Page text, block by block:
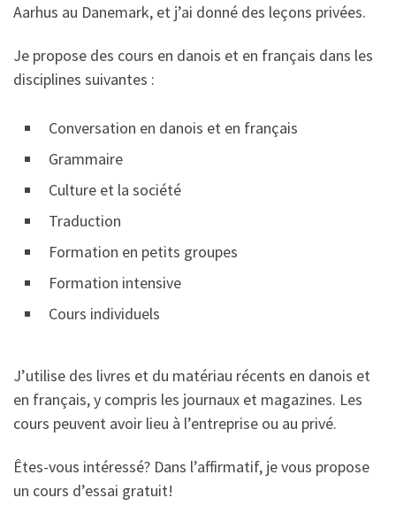
Aarhus au Danemark, et j’ai donné des leçons privées.
Je propose des cours en danois et en français dans les
disciplines suivantes :
Conversation en danois et en français
Grammaire
Culture et la société
Traduction
Formation en petits groupes
Formation intensive
Cours individuels
J’utilise des livres et du matériau récents en danois et
en français, y compris les journaux et magazines. Les
cours peuvent avoir lieu à l’entreprise ou au privé.
Êtes-vous intéressé? Dans l’affirmatif, je vous propose
un cours d’essai gratuit!